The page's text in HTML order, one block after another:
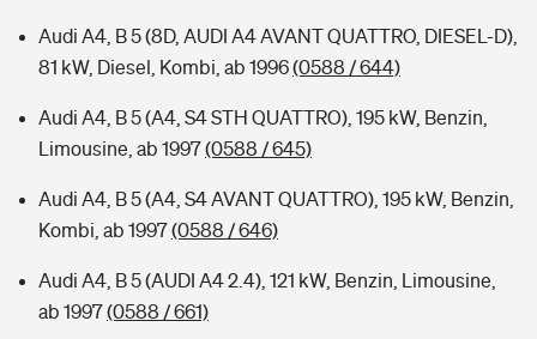
Audi A4, B 5 (8D, AUDI A4 AVANT QUATTRO, DIESEL-D),
81 kW, Diesel, Kombi, ab 1996(0588 / 644)
Audi A4, B 5 (A4, S4 STH QUATTRO), 195 kW, Benzin,
Limousine, ab 1997(0588 / 645)
Audi A4, B 5 (A4, S4 AVANT QUATTRO), 195 kW, Benzin,
Kombi, ab 1997(0588 / 646)
Audi A4, B 5 (AUDI A4 2.4), 121 kW, Benzin, Limousine,
ab 1997(0588 / 661)